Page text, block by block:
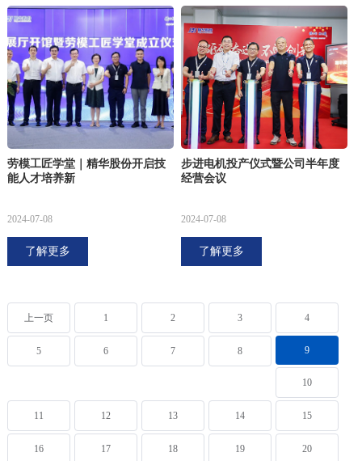
劳模工匠学堂｜精华股份开启技
能人才培养新
2024-07-08
了解更多
步进电机投产仪式暨公司半年度
经营会议
2024-07-08
了解更多
上一页 1 2 3 4
5 6 7 8 9
10
11 12 13 14 15
16 17 18 19 20